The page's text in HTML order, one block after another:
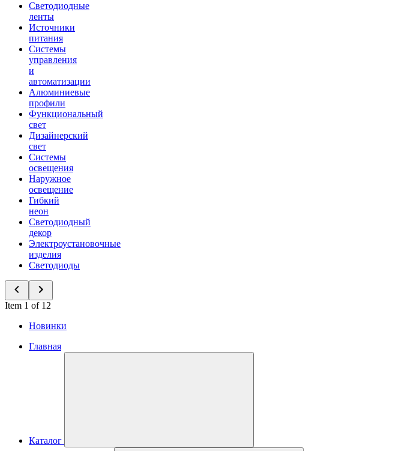
Светодиодные
ленты
Источники
питания
Системы
управления
и
автоматизации
Алюминиевые
профили
Функциональный
свет
Дизайнерский
свет
Системы
освещения
Наружное
освещение
Гибкий
неон
Светодиодный
декор
Электроустановочные
изделия
Светодиоды
Item 1 of 12
Новинки
Главная
Каталог